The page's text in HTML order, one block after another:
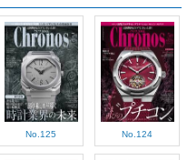
No.125 No.124